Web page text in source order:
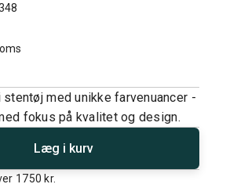
med unikke farvenuancer -
fokus på kvalitet og design.
Læg i kurv
1750 kr.